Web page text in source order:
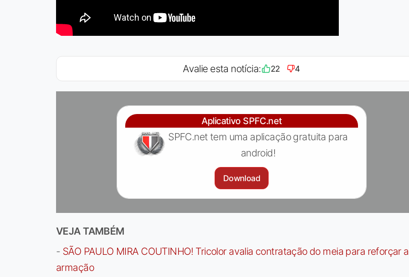
Avalie esta notícia: 22 4
Aplicativo SPFC.net
SPFC.net tem uma aplicação gratuita para
android!
Download
VEJA TAMBÉM
- SÃO PAULO MIRA COUTINHO! Tricolor avalia contratação do meia para reforçar a
armação